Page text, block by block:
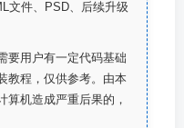
文件、PSD、后续升级
要用户有一定代码基础
教程，仅供参考。由本
算机造成严重后果的，